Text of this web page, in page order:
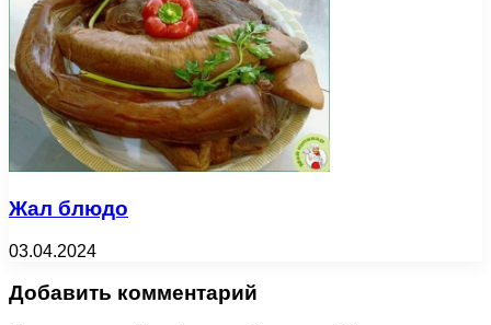
Жал блюдо
03.04.2024
Добавить комментарий